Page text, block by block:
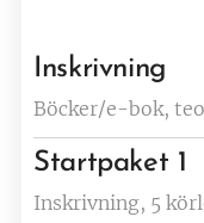
Inskrivning
Böcker/e-bok,
Startpaket 1
Inskrivning, 5